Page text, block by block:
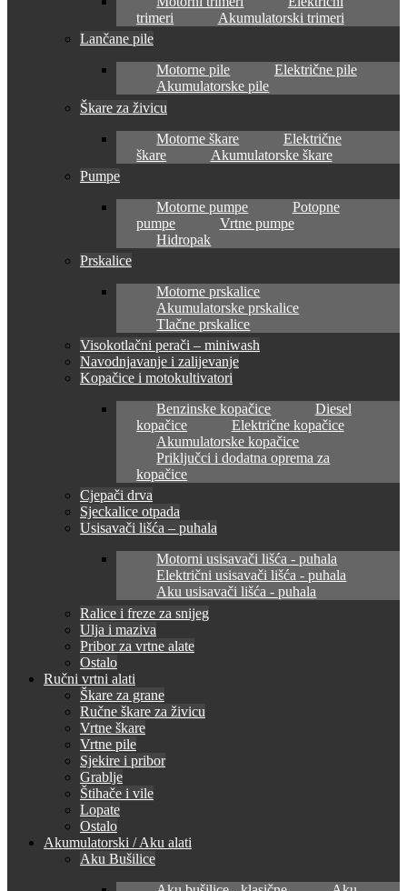
trimeri
Akumulatorski trimeri
Lančane pile
Motorne pile
Električne pile
Akumulatorske pile
Škare za živicu
Motorne škare
Električne
škare
Akumulatorske škare
Pumpe
Motorne pumpe
Potopne
pumpe
Vrtne pumpe
Hidropak
Prskalice
Motorne prskalice
Akumulatorske prskalice
Tlačne prskalice
Visokotlačni perači – miniwash
Navodnjavanje i zalijevanje
Kopačice i motokultivatori
Benzinske kopačice
Diesel
kopačice
Električne kopačice
Akumulatorske kopačice
Priključci i dodatna oprema za
kopačice
Cjepači drva
Sjeckalice otpada
Usisavači lišća – puhala
Motorni usisavači lišća - puhala
Električni usisavači lišća - puhala
Aku usisavači lišća - puhala
Ralice i freze za snijeg
Ulja i maziva
Pribor za vrtne alate
Ostalo
Ručni vrtni alati
Škare za grane
Ručne škare za živicu
Vrtne škare
Vrtne pile
Sjekire i pribor
Grablje
Štihače i vile
Lopate
Ostalo
Akumulatorski / Aku alati
Aku Bušilice